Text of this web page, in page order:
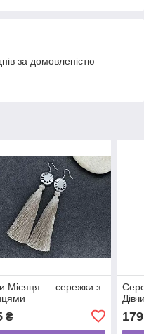
за домовленістю
Місяця — сережки з
₴ 179